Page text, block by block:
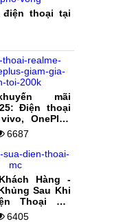
điện thoại tại
mãi
Điện thoại
OnePlus
tới 200K
6687
Hàng -
Sau Khi
Thoại Tại
6405